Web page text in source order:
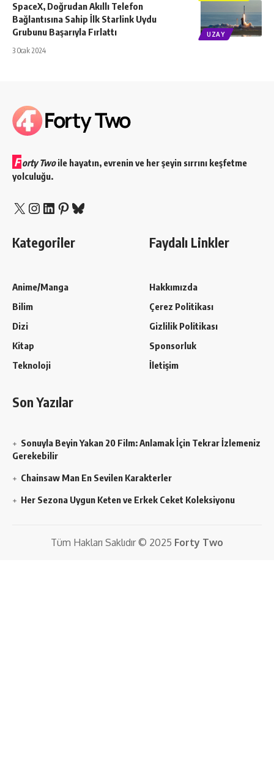
UZAY
SpaceX, Doğrudan Akıllı Telefon
Bağlantısına Sahip İlk Starlink Uydu
Grubunu Başarıyla Fırlattı
3 Ocak 2024
F orty Twoile hayatın, evrenin ve her şeyin sırrını keşfetme
yolculuğu.
X Instagram
LinkedIn
Pinterest
Bluesky
Kategoriler
Anime/Manga
Bilim
Dizi
Kitap
Teknoloji
Faydalı Linkler
Hakkımızda
Çerez Politikası
Gizlilik Politikası
Sponsorluk
İletişim
Son Yazılar
Sonuyla Beyin Yakan 20 Film: Anlamak İçin Tekrar İzlemeniz
Gerekebilir
Chainsaw Man En Sevilen Karakterler
Her Sezona Uygun Keten ve Erkek Ceket Koleksiyonu
Tüm Hakları Saklıdır © 2025 Forty Two